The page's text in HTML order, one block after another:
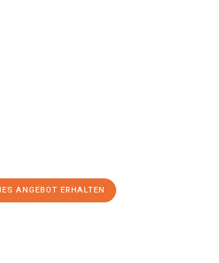
ANGEBOT ERHALTEN